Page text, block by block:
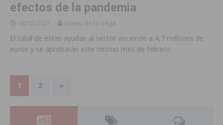
efectos de la pandemia
08/02/2021 Diario de la Vega
El total de estas ayudas al sector asciende a 4,7 millones de
euros y se aprobarán este mismo mes de febrero
1 2 »